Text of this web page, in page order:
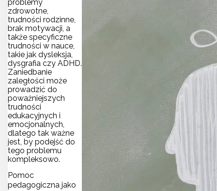
problemy
zdrowotne,
trudności rodzinne,
brak motywacji, a
także specyficzne
trudności w nauce,
takie jak dysleksja,
dysgrafia czy ADHD.
Zaniedbanie
zaległości może
prowadzić do
poważniejszych
trudności
edukacyjnych i
emocjonalnych,
dlatego tak ważne
jest, by podejść do
tego problemu
kompleksowo.
Pomoc
pedagogiczna jako